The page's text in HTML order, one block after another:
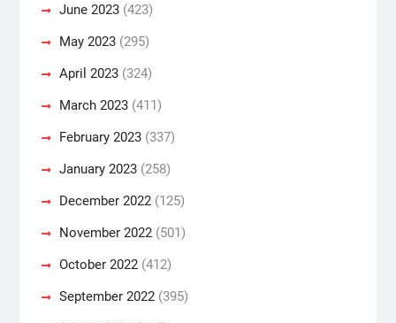
June 2023(423)
May 2023(295)
April 2023(324)
March 2023(411)
February 2023(337)
January 2023(258)
December 2022(125)
November 2022(501)
October 2022(412)
September 2022(395)